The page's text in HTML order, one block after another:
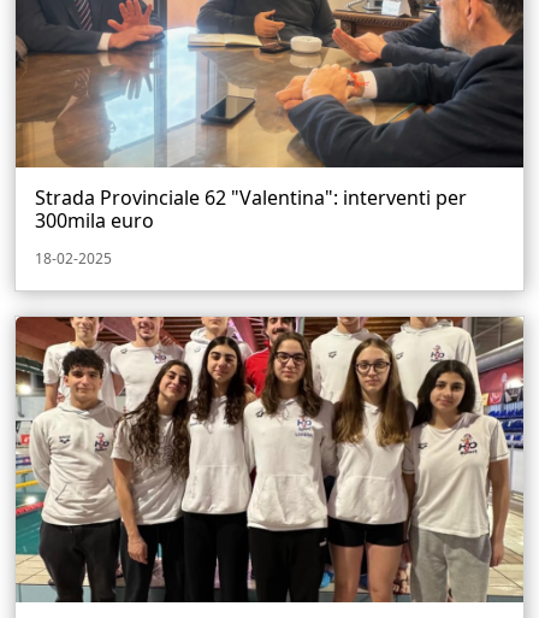
Strada Provinciale 62 "Valentina": interventi per
300mila euro
18-02-2025